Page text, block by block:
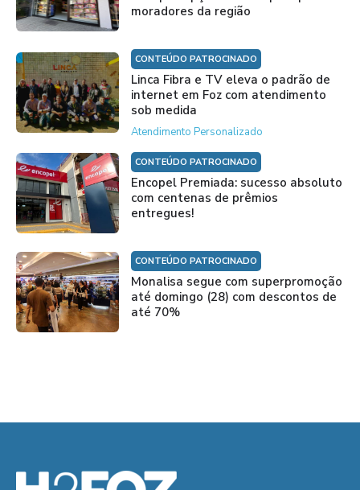
moradores da região
CONTEÚDO PATROCINADO
Linca Fibra e TV eleva o padrão de
internet em Foz com atendimento
sob medida
Atendimento Personalizado
CONTEÚDO PATROCINADO
Encopel Premiada: sucesso absoluto
com centenas de prêmios
entregues!
CONTEÚDO PATROCINADO
Monalisa segue com superpromoção
até domingo (28) com descontos de
até 70%